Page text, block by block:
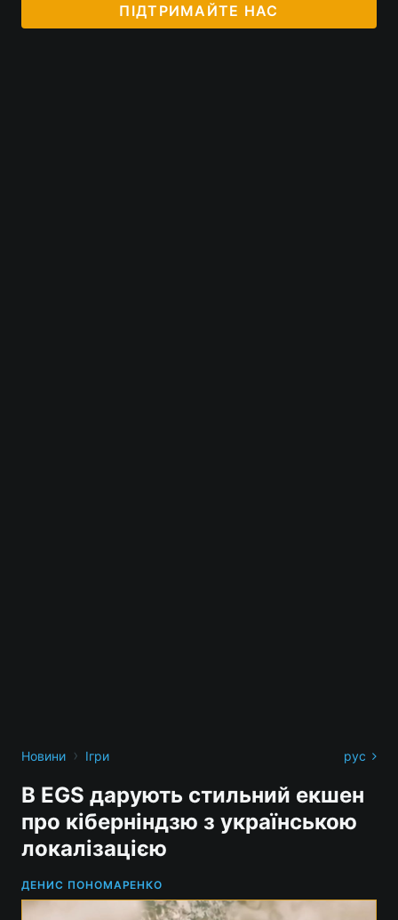
ПІДТРИМАЙТЕ НАС
Новини › Ігри рус
В EGS дарують стильний екшен
про кіберніндзю з українською
локалізацією
ДЕНИС ПОНОМАРЕНКО